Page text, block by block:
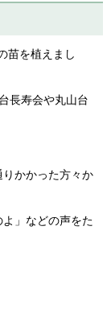
苗を植えまし
長寿会や丸山台
かかった方々か
よ」などの声をた